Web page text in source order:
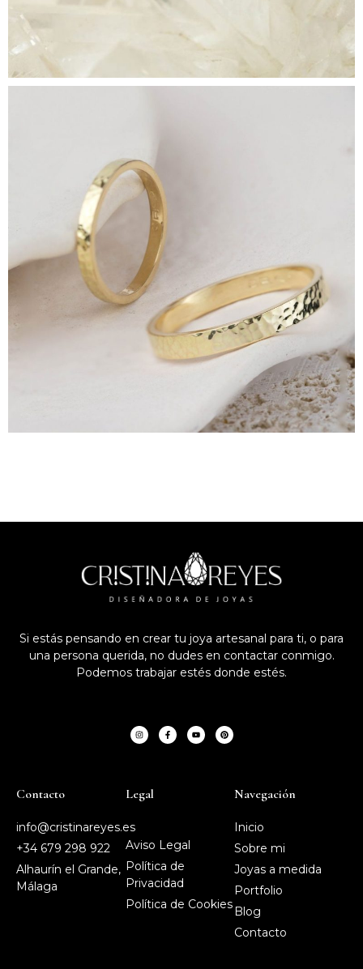
Si estás pensando en crear tu joya artesanal para ti, o para
una persona querida, no dudes en contactar conmigo.
Podemos trabajar estés donde estés.
Contacto
info@cristinareyes.es
+34 679 298 922
Alhaurín el Grande,
Málaga
Legal
Aviso Legal
Política de
Privacidad
Política de Cookies
Navegación
Inicio
Sobre mi
Joyas a medida
Portfolio
Blog
Contacto